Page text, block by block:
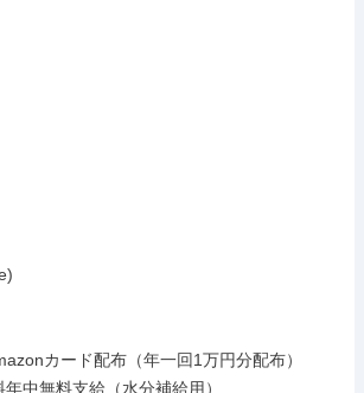
カード配布（年一回1万円分配布）
年中無料支給（水分補給用）